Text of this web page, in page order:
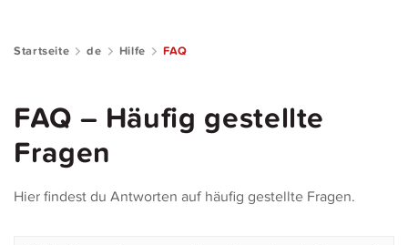
Startseite de Hilfe FAQ
FAQ – Häufig gestellte
Fragen
Hier findest du Antworten auf häufig gestellte Fragen.
Der Club
Community Guide